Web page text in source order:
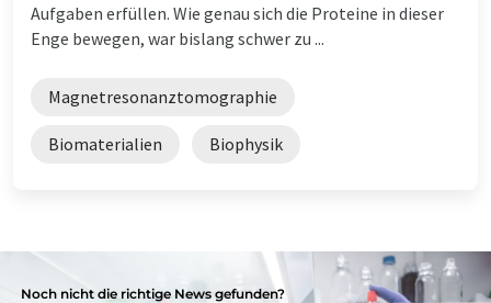
Aufgaben erfüllen. Wie genau sich die Proteine in dieser
Enge bewegen, war bislang schwer zu ...
Magnetresonanztomographie
Biomaterialien Biophysik
Noch nicht die richtige News gefunden?